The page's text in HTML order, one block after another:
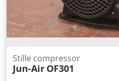
Stille compressor
Jun-Air OF301